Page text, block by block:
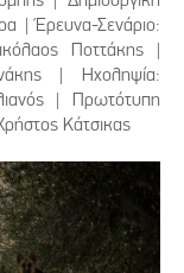
| Έρευνα-Σενάριο:
Ποττάκης |
| Ηχοληψία:
| Πρωτότυπη
Κάτσικας